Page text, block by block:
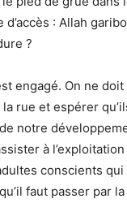
: Allah
?
engagé. On ne
rue et espérer
notre
à
conscients
faut passer par